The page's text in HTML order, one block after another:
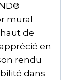
mural
haut de
en
rendu
dans